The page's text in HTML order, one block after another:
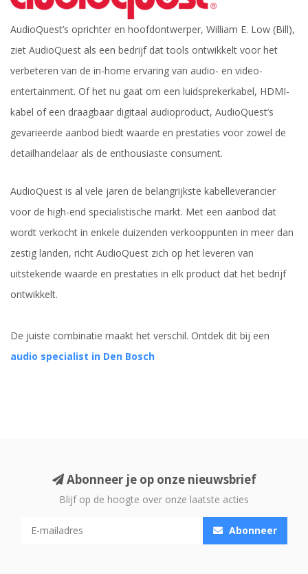
AudioQuest’s oprichter en hoofdontwerper, William E. Low (Bill),
ziet AudioQuest als een bedrijf dat tools ontwikkelt voor het
verbeteren van de in-home ervaring van audio- en video-
entertainment. Of het nu gaat om een luidsprekerkabel, HDMI-
kabel of een draagbaar digitaal audioproduct, AudioQuest’s
gevarieerde aanbod biedt waarde en prestaties voor zowel de
detailhandelaar als de enthousiaste consument.
AudioQuest is al vele jaren de belangrijkste kabelleverancier
voor de high-end specialistische markt. Met een aanbod dat
wordt verkocht in enkele duizenden verkooppunten in meer dan
zestig landen, richt AudioQuest zich op het leveren van
uitstekende waarde en prestaties in elk product dat het bedrijf
ontwikkelt.
De juiste combinatie maakt het verschil. Ontdek dit bij een
audio specialist in Den Bosch
Abonneer je op onze nieuwsbrief
Blijf op de hoogte over onze laatste acties
Abonneer